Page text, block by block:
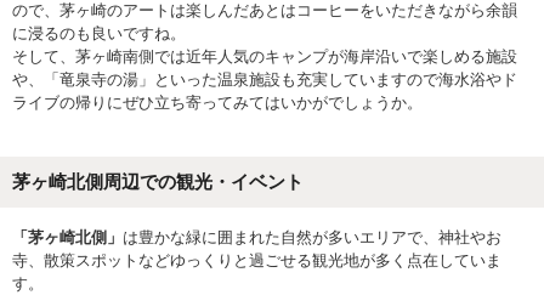
ので、茅ヶ崎のアートは楽しんだあとはコーヒーをいただきながら余韻
に浸るのも良いですね。
そして、茅ヶ崎南側では近年人気のキャンプが海岸沿いで楽しめる施設
や、「竜泉寺の湯」といった温泉施設も充実していますので海水浴やド
ライブの帰りにぜひ立ち寄ってみてはいかがでしょうか。
茅ヶ崎北側周辺での観光・イベント
「茅ヶ崎北側」 は豊かな緑に囲まれた自然が多いエリアで、神社やお
寺、散策スポットなどゆっくりと過ごせる観光地が多く点在していま
す。